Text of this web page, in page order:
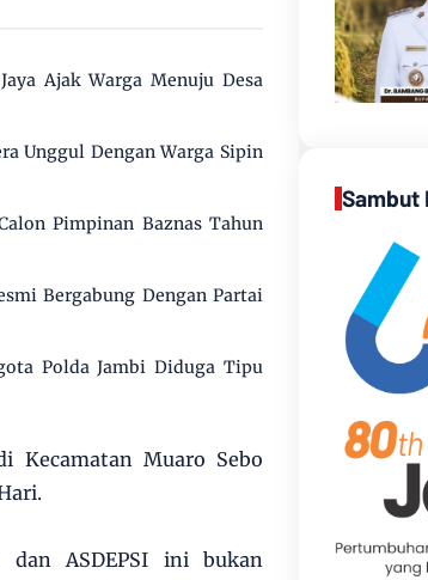
Ajak Warga Menuju Desa
Unggul Dengan Warga Sipin
Pimpinan Baznas Tahun
Bergabung Dengan Partai
Polda Jambi Diduga Tipu
Kecamatan Muaro Sebo
ASDEPSI ini bukan
Sambut